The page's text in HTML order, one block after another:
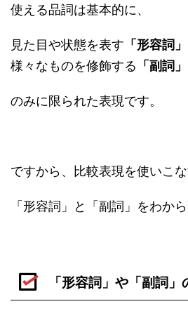
使える品詞は基本的に、
見た目や状態を表す 「形容詞」
様々なものを修飾する 「副詞」
のみに限られた表現です。
ですから、比較表現を使いこな
「形容詞」と「副詞」をわか
「形容詞」や「副詞」